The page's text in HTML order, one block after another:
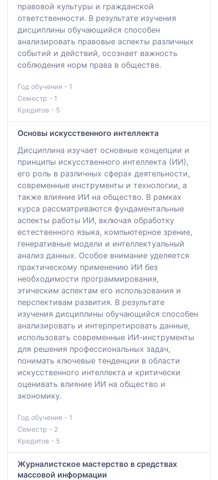
правовой культуры и гражданской
ответственности. В результате изучения
дисциплины обучающийся способен
анализировать правовые аспекты различных
событий и действий, осознает важность
соблюдения норм права в обществе.
Год обучения - 1
Семестр - 1
Кредитов - 5
Основы искусственного интеллекта
Дисциплина изучает основные концепции и
принципы искусственного интеллекта (ИИ),
его роль в различных сферах деятельности,
современные инструменты и технологии, а
также влияние ИИ на общество. В рамках
курса рассматриваются фундаментальные
аспекты работы ИИ, включая обработку
естественного языка, компьютерное зрение,
генеративные модели и интеллектуальный
анализ данных. Особое внимание уделяется
практическому применению ИИ без
необходимости программирования,
этическим аспектам его использования и
перспективам развития. В результате
изучения дисциплины обучающийся способен
анализировать и интерпретировать данные,
использовать современные ИИ-инструменты
для решения профессиональных задач,
понимать ключевые тенденции в области
искусственного интеллекта и критически
оценивать влияние ИИ на общество и
экономику.
Год обучения - 1
Семестр - 2
Кредитов - 5
Журналистское мастерство в средствах
массовой информации